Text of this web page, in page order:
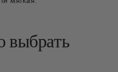
выбрать